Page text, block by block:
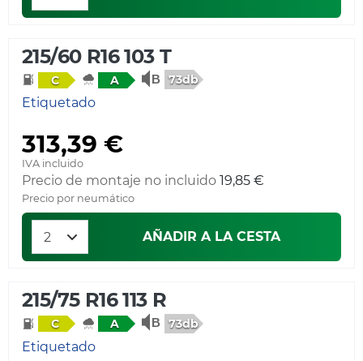
215/60 R16 103 T
C A 73db
Etiquetado
313,39 €
IVA incluido
Precio de montaje no incluido 19,85 €
Precio por neumático
AÑADIR A LA CESTA
215/75 R16 113 R
C A 73db
Etiquetado